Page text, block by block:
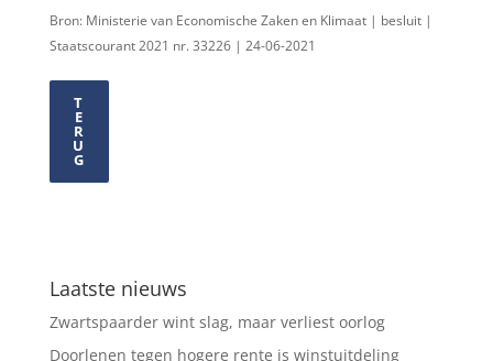
Bron: Ministerie van Economische Zaken en Klimaat | besluit |
Staatscourant 2021 nr. 33226 | 24-06-2021
T
E
R
U
G
Laatste nieuws
Zwartspaarder wint slag, maar verliest oorlog
Doorlenen tegen hogere rente is winstuitdeling